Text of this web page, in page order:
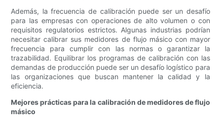
Además, la frecuencia de calibración puede ser un desafío
para las empresas con operaciones de alto volumen o con
requisitos regulatorios estrictos. Algunas industrias podrían
necesitar calibrar sus medidores de flujo másico con mayor
frecuencia para cumplir con las normas o garantizar la
trazabilidad. Equilibrar los programas de calibración con las
demandas de producción puede ser un desafío logístico para
las organizaciones que buscan mantener la calidad y la
eficiencia.
Mejores prácticas para la calibración de medidores de flujo
másico